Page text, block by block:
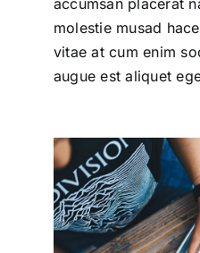
accumsan placerat
molestie musad
vitae at cum enim
augue est aliquet